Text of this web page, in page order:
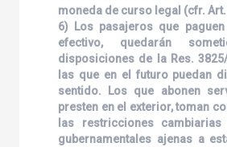
moneda de curso legal (cfr. Art.
6) Los pasajeros que
efectivo, quedarán
disposiciones de la Res.
las que en el futuro puedan
sentido. Los que abonen
presten en el exterior, toman
las restricciones
gubernamentales ajenas a